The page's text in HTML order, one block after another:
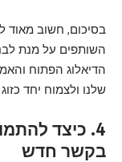
בסיכום, חשוב מאוד
השותפים על מנת
הדיאלוג הפתוח
שלנו ולצמוח יחד
4. כיצד
בקשר חדש